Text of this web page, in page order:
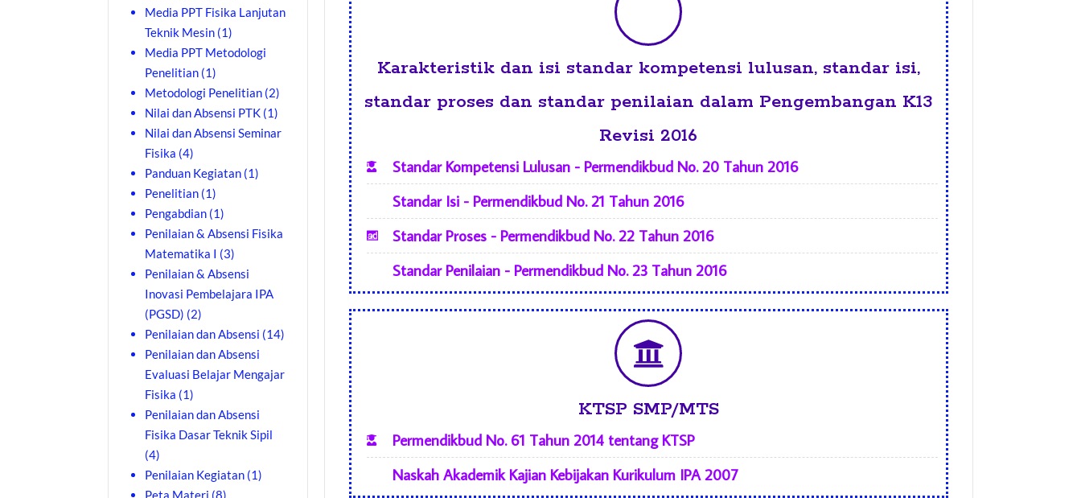
Karakteristik dan isi standar kompetensi lulusan, standar isi,
standar proses dan standar penilaian dalam Pengembangan K13
Revisi 2016
Standar Kompetensi Lulusan - Permendikbud No. 20 Tahun 2016
Standar Isi - Permendikbud No. 21 Tahun 2016
Standar Proses - Permendikbud No. 22 Tahun 2016
Standar Penilaian - Permendikbud No. 23 Tahun 2016
KTSP SMP/MTS
Permendikbud No. 61 Tahun 2014 tentang KTSP
Naskah Akademik Kajian Kebijakan Kurikulum IPA 2007
Media PPT Fisika Lanjutan
Teknik Mesin (1)
Media PPT Metodologi
Penelitian (1)
Metodologi Penelitian (2)
Nilai dan Absensi PTK (1)
Nilai dan Absensi Seminar
Fisika (4)
Panduan Kegiatan (1)
Penelitian (1)
Pengabdian (1)
Penilaian & Absensi Fisika
Matematika I (3)
Penilaian & Absensi
Inovasi Pembelajara IPA
(PGSD) (2)
Penilaian dan Absensi (14)
Penilaian dan Absensi
Evaluasi Belajar Mengajar
Fisika (1)
Penilaian dan Absensi
Fisika Dasar Teknik Sipil
(4)
Penilaian Kegiatan (1)
Peta Materi (8)